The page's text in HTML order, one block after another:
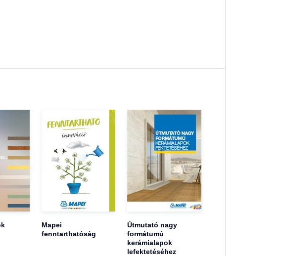
Mapei
fenntarthatóság
Útmutató nagy
formátumú
kerámialapok
lefektetéséhez